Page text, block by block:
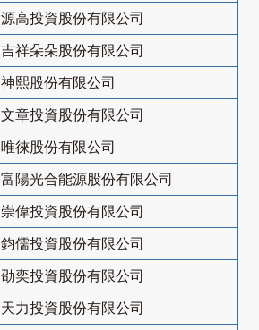
源高投資股份有限公司
吉祥朵朵股份有限公司
神熙股份有限公司
文章投資股份有限公司
唯徠股份有限公司
富陽光合能源股份有限公司
崇偉投資股份有限公司
鈞儒投資股份有限公司
劭奕投資股份有限公司
天力投資股份有限公司